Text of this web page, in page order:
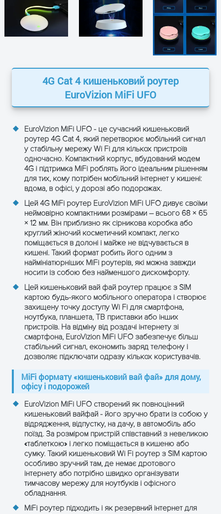
4G Cat 4 кишеньковий роутер
EuroVizion MiFi UFO
EuroVizion MiFi UFO - це сучасний кишеньковий
роутер 4G Cat 4, який перетворює мобільний сигнал
у стабільну мережу Wi Fi для кількох пристроїв
одночасно. Компактний корпус, вбудований модем
4G і підтримка MiFi роблять його ідеальним рішенням
для тих, кому потрібен мобільний інтернет у кишені:
вдома, в офісі, у дорозі або подорожах.
Цей 4G MiFi роутер EuroVizion MiFi UFO дивує своїми
неймовірно компактними розмірами – всього 68 × 65
× 12 мм. Він приблизно як сірникова коробка або
круглий жіночий косметичний компакт, легко
поміщається в долоні і майже не відчувається в
кишені. Такий формат робить його одним з
наймініатюрніших MiFi роутерів, які можна завжди
носити із собою без найменшого дискомфорту.
Цей кишеньковий вай фай роутер працює з SIM
картою будь-якого мобільного оператора і створює
захищену точку доступу Wi Fi для смартфона,
ноутбука, планшета, ТВ приставки або інших
пристроїв. На відміну від роздачі інтернету зі
смартфона, EuroVizion MiFi UFO забезпечує більш
стабільний сигнал, економить заряд телефону і
дозволяє підключати одразу кількох користувачів.
MiFi формату «кишеньковий вай фай» для дому,
офісу і подорожей
EuroVizion MiFi UFO створений як повноцінний
кишеньковий вайфай - його зручно брати із собою у
відрядження, відпустку, на дачу, в автомобіль або
поїзд. За розміром пристрій співставний з невеликою
«таблеткою» і легко поміщається в кишеню або
сумку. Такий кишеньковий Wi Fi роутер з SIM картою
особливо зручний там, де немає дротового
інтернету або потрібно швидко організувати
тимчасову мережу для ноутбуків і офісного
обладнання.
MiFi роутер підходить і як резервний інтернет для
Вага
29 г (основний модуль)
50.5 г (база з акумулятором)
2× LED індикатори з
двоколірним підсвічуванням
Компактний форм-фактор
UFO, пастельні «macaron»
кольори
4G / 3G / 2G мобільний зв'язок
LTE категорія Cat 4
TDD-LTE B38 / B40 / B41
FDD-LTE B1 / B3 / B5 / B7 / B8 / B20
UMTS /
WCDMA
B1 / B5 / B8
EGSM / DCS B2 / B3 / B5 / B8
Швидкість LTE
DL до 150 Мбіт/с, UL до 50
Швидкість LTE
TDD
DL до 110 Мбіт/с, UL до 10
Мбіт/с (залежно від
діапазону)
HSPA+
DL до 42 Мбіт/с, UL до 5.76
Мбіт/с
WCDMA
DL до 384 Кбіт/с, UL до 384
EDGE
DL до 296 Кбіт/с, UL до 236.8
Кбіт/с
GPRS
DL до 107 Кбіт/с, UL до 85.6
Кбіт/с
Радіочастина і модуляція
LTE RF чипсет NV7643
ОТРИМАТИ КОНСУЛЬТАЦІЮ